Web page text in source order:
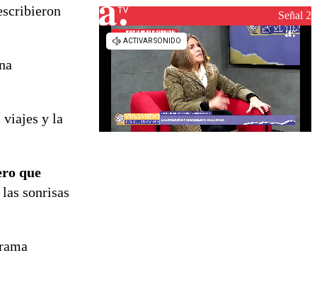
viajes y la
que
sonrisas
reconstrucciónSeñal 2